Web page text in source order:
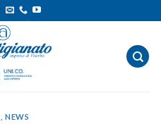
,NEWS